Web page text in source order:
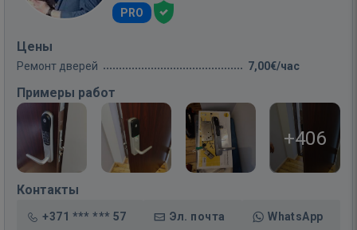
PRO
Цены
Ремонт дверей 7,00€/час
Примеры работ
+406
Контакты
+371 *** *** 57 Эл. почта WhatsApp